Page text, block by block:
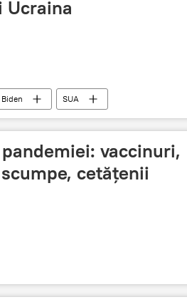
Ucraina
SUA
vaccinuri,
cetățenii